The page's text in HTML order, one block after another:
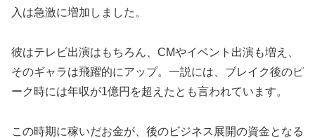
入は急激に増加しました。
彼はテレビ出演はもちろん、CMやイベント出演も増え、
そのギャラは飛躍的にアップ。一説には、ブレイク後のピ
ーク時には年収が1億円を超えたとも言われています。
この時期に稼いだお金が、後のビジネス展開の資金となる